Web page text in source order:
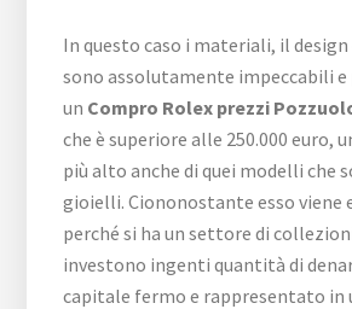
In questo caso i materiali, il design
sono assolutamente impeccabili
un Compro Rolex prezzi
che è superiore alle 250.000 euro,
più alto anche di quei modelli che
gioielli. Ciononostante esso viene
perché si ha un settore di
investono ingenti quantità di
capitale fermo e rappresentato in